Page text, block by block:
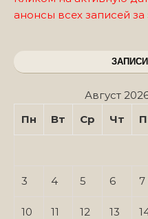
анонсы всех записей за
Август
Пн
Вт Ср Чт
3 4 5 6 7
10 11 12 13